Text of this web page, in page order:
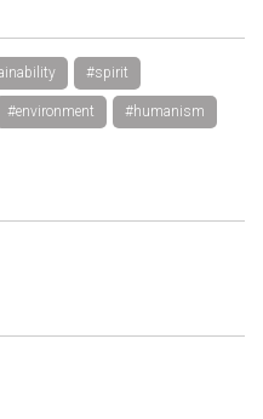
#spirit
#environment #humanism